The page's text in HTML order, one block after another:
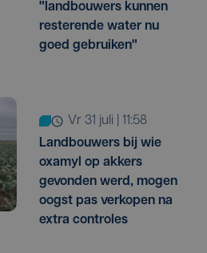
"landbouwers kunnen
resterende water nu
goed gebruiken"
vr 31 juli | 11:58
Landbouwers bij wie
oxamyl op akkers
gevonden werd, mogen
oogst pas verkopen na
extra controles